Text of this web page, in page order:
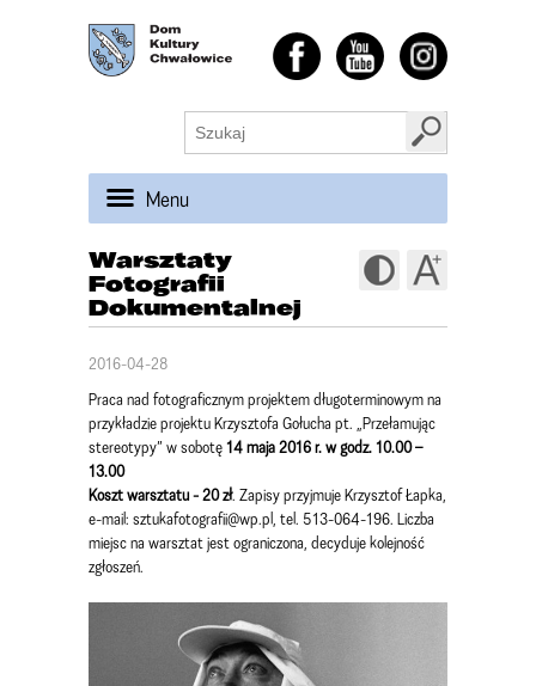
Menu
Warsztaty
Fotografii
Dokumentalnej
2016-04-28
Praca nad fotograficznym projektem długoterminowym na
przykładzie projektu Krzysztofa Gołucha pt. „Przełamując
stereotypy” w sobotę14 maja 2016 r. w godz. 10.00 –
13.00
Koszt warsztatu - 20 zł. Zapisy przyjmuje Krzysztof Łapka,
e-mail: sztukafotografii@wp.pl, tel. 513-064-196. Liczba
miejsc na warsztat jest ograniczona, decyduje kolejność
zgłoszeń.